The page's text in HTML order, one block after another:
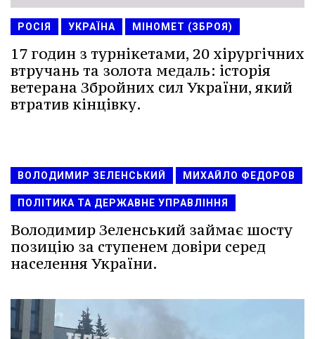
РОСІЯ УКРАЇНА МІНОМЕТ (ЗБРОЯ)
17 годин з турнікетами, 20 хірургічних
втручань та золота медаль: історія
ветерана Збройних сил України, який
втратив кінцівку.
ВОЛОДИМИР ЗЕЛЕНСЬКИЙ МИХАЙЛО ФЕДОРОВ
ПОЛІТИКА ТА ДЕРЖАВНЕ УПРАВЛІННЯ
Володимир Зеленський займає шосту
позицію за ступенем довіри серед
населення України.